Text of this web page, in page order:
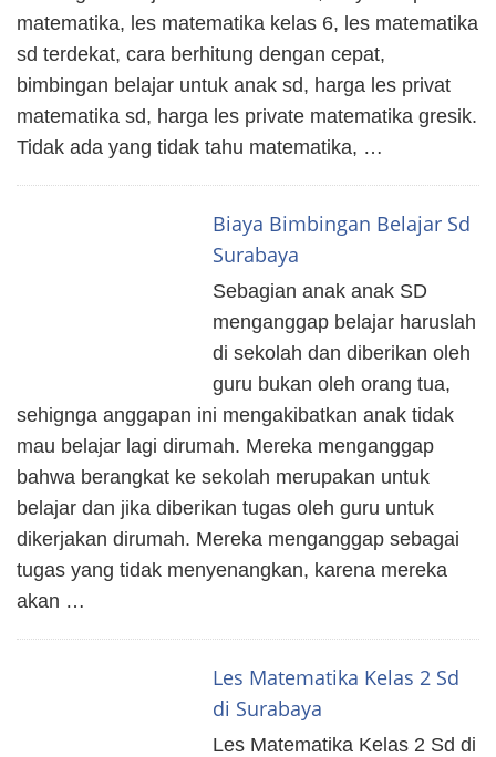
matematika, les matematika kelas 6, les matematika
sd terdekat, cara berhitung dengan cepat,
bimbingan belajar untuk anak sd, harga les privat
matematika sd, harga les private matematika gresik.
Tidak ada yang tidak tahu matematika, …
Biaya Bimbingan Belajar Sd
Surabaya
Sebagian anak anak SD
menganggap belajar haruslah
di sekolah dan diberikan oleh
guru bukan oleh orang tua,
sehignga anggapan ini mengakibatkan anak tidak
mau belajar lagi dirumah. Mereka menganggap
bahwa berangkat ke sekolah merupakan untuk
belajar dan jika diberikan tugas oleh guru untuk
dikerjakan dirumah. Mereka menganggap sebagai
tugas yang tidak menyenangkan, karena mereka
akan …
Les Matematika Kelas 2 Sd
di Surabaya
Les Matematika Kelas 2 Sd di